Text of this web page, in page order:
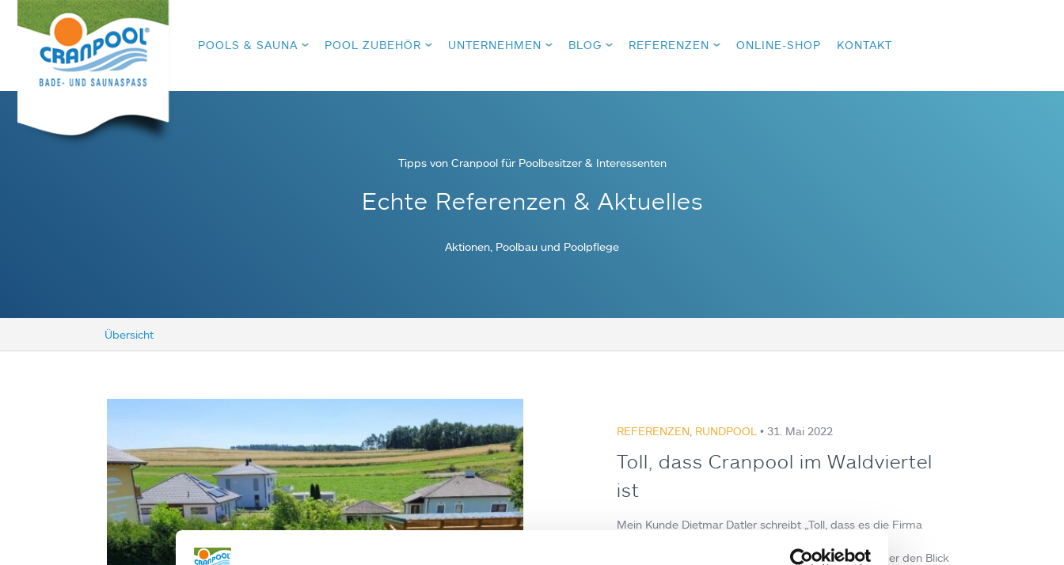
POOLS & SAUNA POOL ZUBEHÖR UNTERNEHMEN BLOG REFERENZEN ONLINE-SHOP KONTAKT
Tipps von Cranpool für Poolbesitzer & Interessenten
Echte Referenzen & Aktuelles
Aktionen, Poolbau und Poolpflege
Übersicht
REFERENZEN RUNDPOOL • 31. Mai 2022
Toll, dass Cranpool im Waldviertel
ist
Mein Kunde Dietmar Datler schreibt „Toll, dass es die Firma
weitervermitteln und unterstützen! Wir freuen uns über den Blick